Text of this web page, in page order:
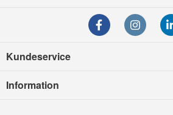
Kundeservice
Information